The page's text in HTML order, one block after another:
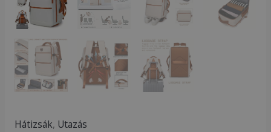
Hátizsák, Utazás